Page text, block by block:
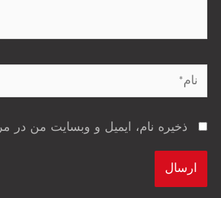
نام*
ذخیره نام، ایمیل و وبسایت من در